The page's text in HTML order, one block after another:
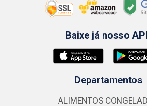
Baixe já nosso
Departamentos
ALIMENTOS